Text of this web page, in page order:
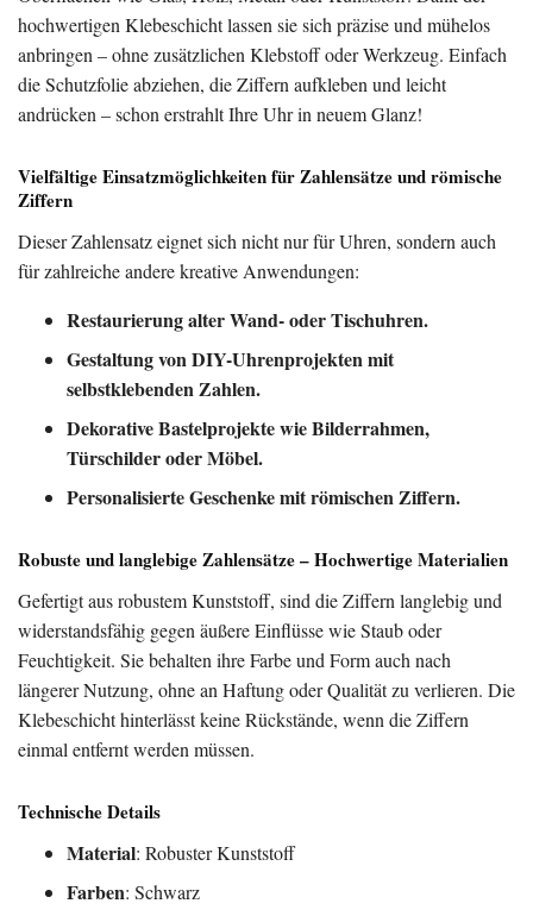
hochwertigen Klebeschicht lassen sie sich präzise und mühelos
anbringen – ohne zusätzlichen Klebstoff oder Werkzeug. Einfach
die Schutzfolie abziehen, die Ziffern aufkleben und leicht
andrücken – schon erstrahlt Ihre Uhr in neuem Glanz!
Vielfältige Einsatzmöglichkeiten für Zahlensätze und römische
Ziffern
Dieser Zahlensatz eignet sich nicht nur für Uhren, sondern auch
für zahlreiche andere kreative Anwendungen:
Restaurierung alter Wand- oder Tischuhren.
Gestaltung von DIY-Uhrenprojekten mit
selbstklebenden Zahlen.
Dekorative Bastelprojekte wie Bilderrahmen,
Türschilder oder Möbel.
Personalisierte Geschenke mit römischen Ziffern.
Robuste und langlebige Zahlensätze – Hochwertige Materialien
Gefertigt aus robustem Kunststoff, sind die Ziffern langlebig und
widerstandsfähig gegen äußere Einflüsse wie Staub oder
Feuchtigkeit. Sie behalten ihre Farbe und Form auch nach
längerer Nutzung, ohne an Haftung oder Qualität zu verlieren. Die
Klebeschicht hinterlässt keine Rückstände, wenn die Ziffern
einmal entfernt werden müssen.
Technische Details
Material: Robuster Kunststoff
Farben: Schwarz